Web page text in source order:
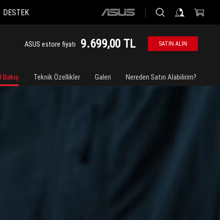
DESTEK
ASUS
ASUS estore fiyatı 9.699,00 TL SATIN ALIN
Bakış Teknik Özellikler Galeri Nereden Satın Alabilirim?